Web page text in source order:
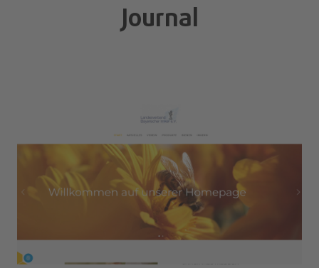
Journal